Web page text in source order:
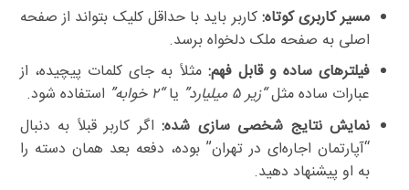
مسیر کاربری کوتاه:کاربر باید با حداقل کلیک بتواند از صفحه
اصلی به صفحه ملک دلخواه برسد.
فیلترهای ساده و قابل فهم: مثلاً به جای کلمات پیچیده، از
عبارات ساده مثل“زیر ۵ میلیارد” یا“۲ خوابه”
استفاده شود.
نمایش نتایج شخصی سازی شده:اگر کاربر قبلاً به دنبال
“آپارتمان اجاره‌ای در تهران” بوده، دفعه بعد همان دسته را
به او پیشنهاد دهید.